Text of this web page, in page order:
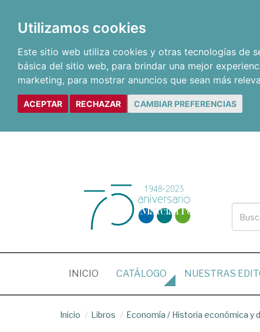
Utilizamos cookies
Este sitio web utiliza cookies y otras tecnologías de
básica del sitio web, para brindar una mejor
marketing, para mostrar anuncios que sean más
ACEPTAR RECHAZAR CAMBIAR PREFERENCIAS
INICIO (CURRENT)
CATÁLOGO NUESTRAS
Inicio Libros Economía / Historia económica y